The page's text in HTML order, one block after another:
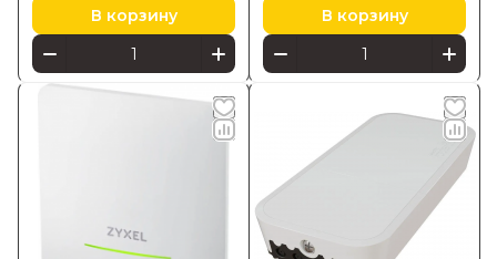
В корзину В корзину